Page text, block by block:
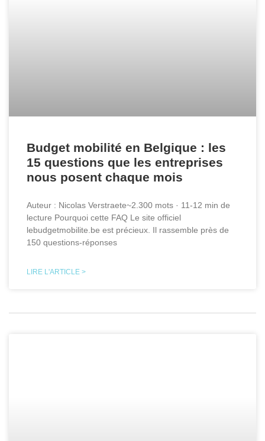
Budget mobilité en Belgique : les
15 questions que les entreprises
nous posent chaque mois
Auteur : Nicolas Verstraete~2.300 mots · 11-12 min de
lecture Pourquoi cette FAQ Le site officiel
lebudgetmobilite.be est précieux. Il rassemble près de
150 questions-réponses
LIRE L'ARTICLE >